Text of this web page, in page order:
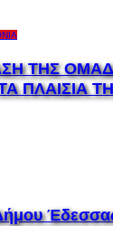
ΤΗΣ
ΠΛΑΙΣΙΑ